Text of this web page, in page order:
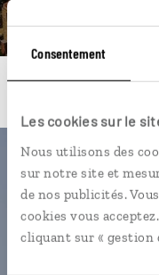
Consentement
Les cookies sur le
Nous utilisons des
sur notre site et
de nos publicités.
cookies vous
cliquant sur « gestion
Une